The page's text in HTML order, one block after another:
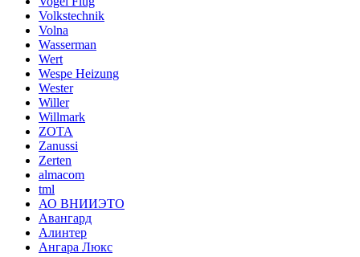
Volkstechnik
Volna
Wasserman
Wert
Wespe Heizung
Wester
Willer
Willmark
ZOTA
Zanussi
Zerten
almacom
tml
АО ВНИИЭТО
Авангард
Алинтер
Ангара Люкс